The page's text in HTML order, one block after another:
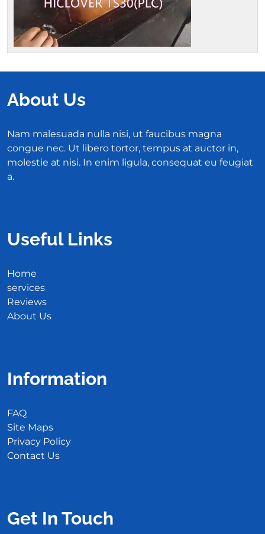
About Us
Nam malesuada nulla nisi, ut faucibus magna
congue nec. Ut libero tortor, tempus at auctor in,
molestie at nisi. In enim ligula, consequat eu feugiat
a.
Useful Links
Home
services
Reviews
About Us
Information
FAQ
Site Maps
Privacy Policy
Contact Us
Get In Touch